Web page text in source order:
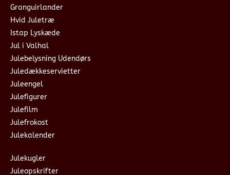
Granguirlander
Hvid Juletræ
Istap Lyskæde
Jul i Valhal
Julebelysning Udendørs
Juledækkeservietter
Juleengel
Julefigurer
Julefilm
Julefrokost
Julekalender
Julekugler
Juleopskrifter